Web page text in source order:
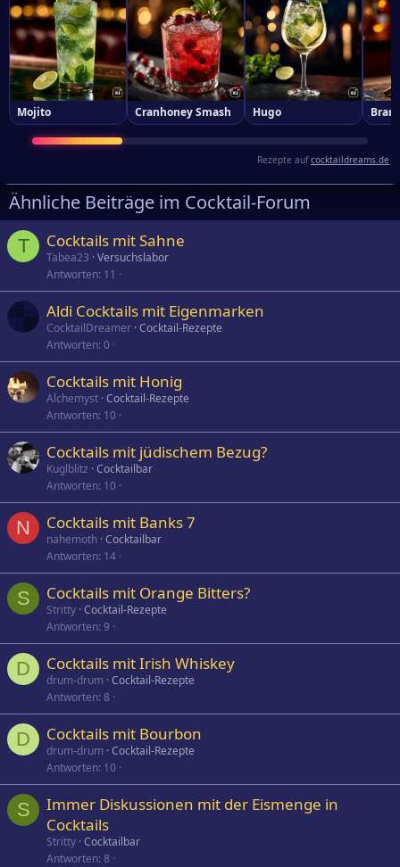
Mojito Cranhoney Smash Hugo
Rezepte aufcocktaildreams.de
Ähnliche Beiträge im Cocktail-Forum
T Cocktails mit Sahne
Tabea23 Versuchslabor
Antworten 11
Aldi Cocktails mit Eigenmarken
CocktailDreamer Cocktail-Rezepte
Antworten 0
Cocktails mit Honig
Alchemyst Cocktail-Rezepte
Antworten 10
Cocktails mit jüdischem Bezug?
Kuglblitz Cocktailbar
Antworten 10
N Cocktails mit Banks 7
nahemoth Cocktailbar
Antworten 14
S Cocktails mit Orange Bitters?
Stritty Cocktail-Rezepte
Antworten 9
D Cocktails mit Irish Whiskey
drum-drum Cocktail-Rezepte
Antworten 8
D Cocktails mit Bourbon
drum-drum Cocktail-Rezepte
Antworten 10
S
Immer Diskussionen mit der Eismenge in
Cocktails
Stritty Cocktailbar
Antworten 8